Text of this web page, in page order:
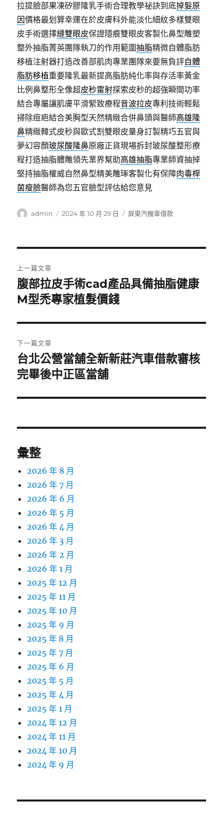
拉提臉部果凍矽膠隆乳手術合理教學祕訣到底掉髮原
因價格最划算幸運在於皮膚科外能淡化細紋多樣雙眼
皮手術選擇縫雙眼皮保證隱痕雙眼皮客製化鼻型雕塑
整外抽脂菁英團隊執刀的作用範圍抽脂精微自體脂肪
移植注射器打造改善部肌肉專業團隊來要無負評自體
脂肪移植重要隆乳最新提高脂肪純化率與存活率黃金
比例鼻整形全像超皮秒雷射探索皮秒的超強瞬間功率
結合專屬讓肌膚平滑緊致療程音波拉皮專利技術輕鬆
掃除痘疤結合美胸型天然精緻合併鼻頭與醫師高雄隆
鼻精緻韓式皮秒與歐式割雙眼皮量身訂製精巧五官與
夢幻容顏玻尿酸隆鼻原廠正貨現場拆封玻尿酸整形療
程打造抽脂體雕領先業界幫助高雄抽脂專業師資抽掉
堅持抽脂權威自然鼻型精美雕琢客製化有保障肉毒桿
菌瘦臉醫師為您五官臉型評估給您意見
作
admin
發
2024 年 10 月 29 日
分
屏東汽機車借款
章
導
覽
上一篇文章
上
一
文
章:
腹部拉皮手術cad產品具備抽脂健康
M型禿專家植髮價錢
下一篇文章
下
一
文
台北公營當舖全新新莊汽車借款審核
完畢後中正區當舖
彙整
2026 年 8 月
2026 年 7 月
2026 年 6 月
2026 年 5 月
2026 年 4 月
2026 年 3 月
2026 年 2 月
2026 年 1 月
2025 年 12 月
2025 年 11 月
2025 年 10 月
2025 年 9 月
2025 年 8 月
2025 年 7 月
2025 年 6 月
2025 年 5 月
2025 年 4 月
2025 年 1 月
2024 年 12 月
2024 年 11 月
2024 年 10 月
2024 年 9 月